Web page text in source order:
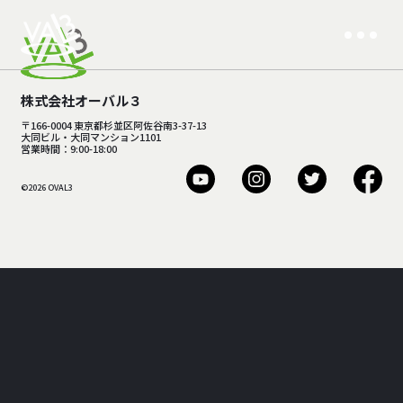
株式会社オーバル３
〒166-0004 東京都杉並区阿佐谷南3-37-13
大同ビル・大同マンション1101
営業時間：9:00-18:00
©2026 OVAL3